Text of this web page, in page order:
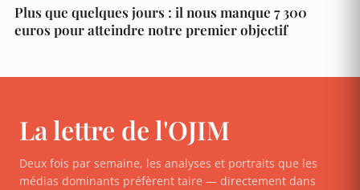
Plus que quelques jours : il nous manque 7 300
euros pour atteindre notre premier objectif
La lettre de l'OJIM
Deux fois par semaine, les analyses et portraits que les
médias dominants préfèrent taire — directement dans